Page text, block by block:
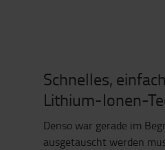
Schnelles,
Lithium-Ionen-
Denso war gerade im
ausgetauscht werden